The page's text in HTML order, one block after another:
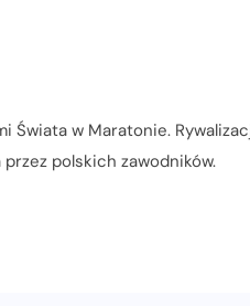
Świata w Maratonie.
polskich zawodników.